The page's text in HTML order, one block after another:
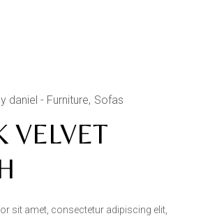
daniel Furniture Sofas
VELVET
sit amet, consectetur adipiscing elit,